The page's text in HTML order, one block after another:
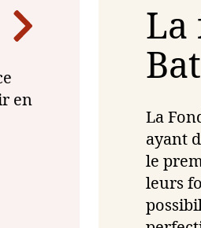
en
La
La
ayant
le
leurs